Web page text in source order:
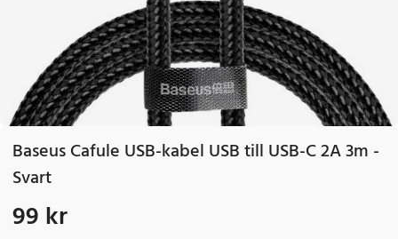
Baseus Cafule USB-kabel USB till USB-C 2A 3m -
Svart
Pris: 99 kr
99 kr